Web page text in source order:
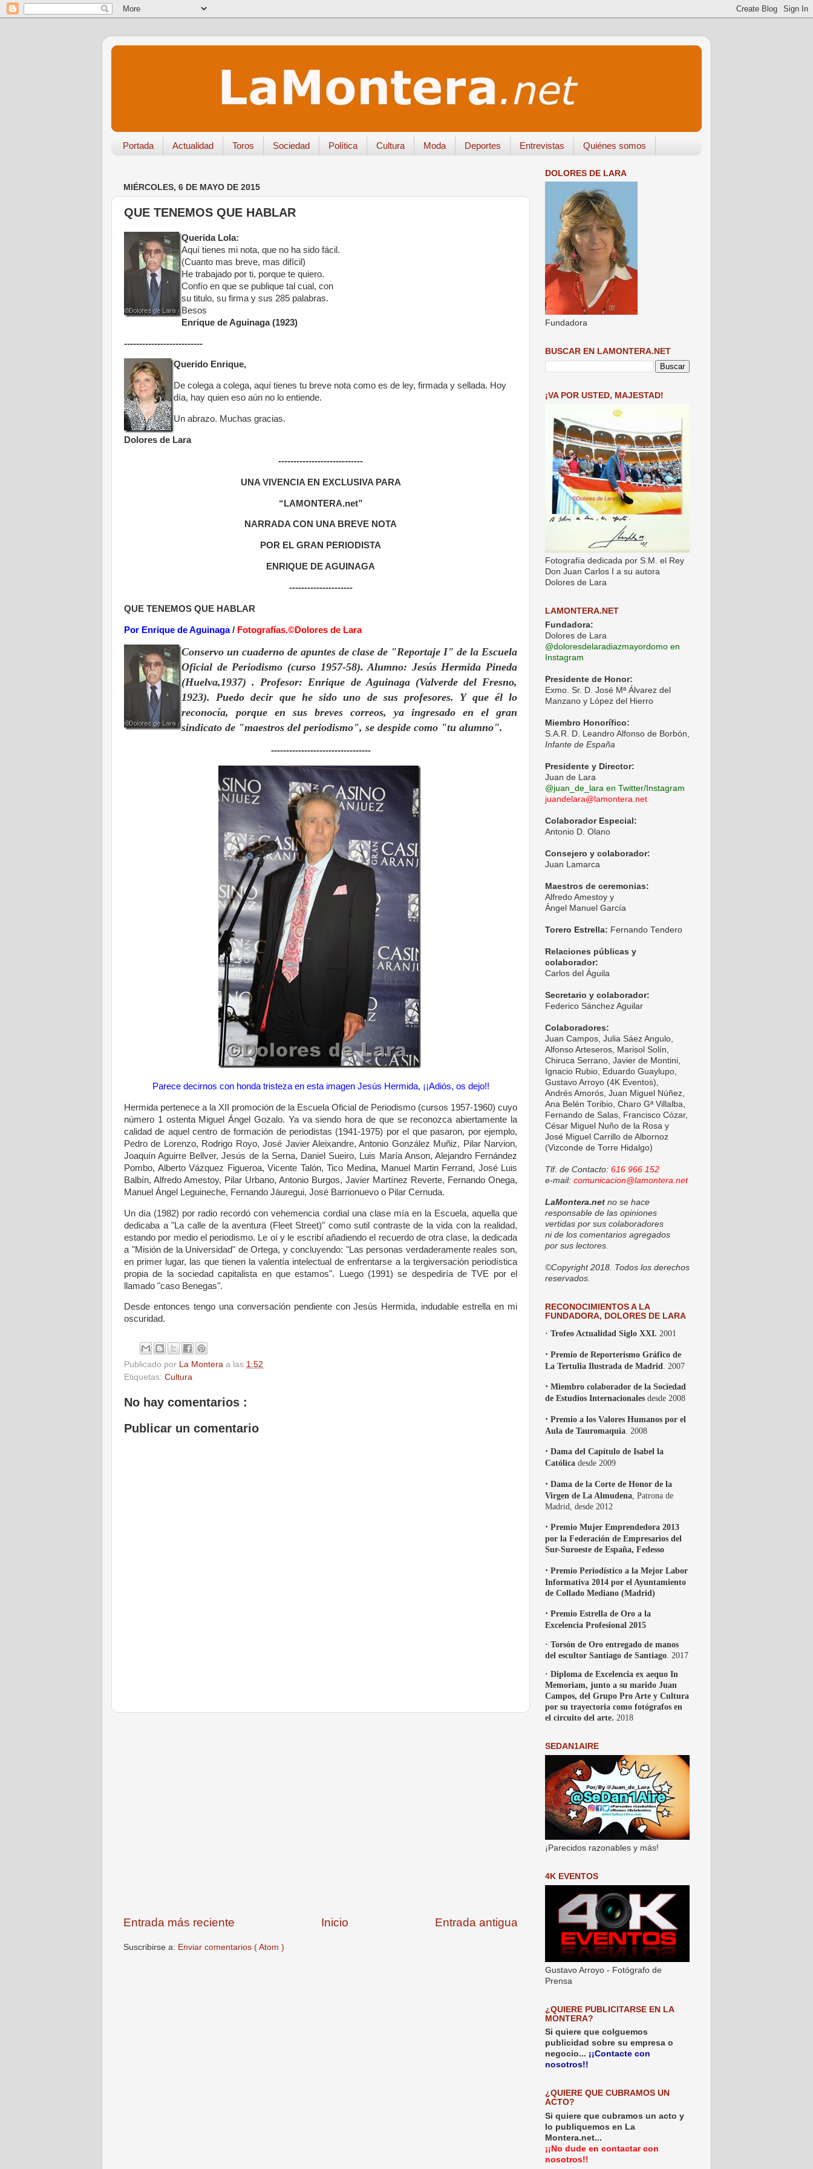
Portada Actualidad Toros Sociedad Política Cultura Moda Deportes Entrevistas Quiénes somos
MIÉRCOLES, 6 DE MAYO DE 2015
QUE TENEMOS QUE HABLAR
Querida Lola:
Aquí tienes mi nota, que no ha sido fácil.
(Cuanto mas breve, mas difícil)
He trabajado por ti, porque te quiero.
Confío en que se publique tal cual, con
su titulo, su firma y sus 285 palabras.
Besos
Enrique de Aguinaga (1923)
--------------------------
Querido Enrique,
De colega a colega, aquí tienes tu breve nota como es de ley, firmada y sellada. Hoy
día, hay quien eso aún no lo entiende.
Un abrazo. Muchas gracias.
Dolores de Lara
----------------------------
UNA VIVENCIA EN EXCLUSIVA PARA
“LAMONTERA.net”
NARRADA CON UNA BREVE NOTA
POR EL GRAN PERIODISTA
ENRIQUE DE AGUINAGA
---------------------
QUE TENEMOS QUE HABLAR
Por Enrique de Aguinaga/ Fotografías.©Dolores de Lara
Conservo un cuaderno de apuntes de clase de "Reportaje I" de la Escuela
Oficial de Periodismo (curso 1957-58). Alumno: Jesús Hermida Pineda
(Huelva,1937) . Profesor: Enrique de Aguinaga (Valverde del Fresno,
1923). Puedo decir que he sido uno de sus profesores. Y que él lo
reconocía, porque en sus breves correos, ya ingresado en el gran
sindicato de "maestros del periodismo", se despide como "tu alumno".
---------------------------------
Parece decirnos con honda tristeza en esta imagen Jesús Hermida, ¡¡Adiós, os dejo!!
Hermida pertenece a la XII promoción de la Escuela Oficial de Periodismo (cursos 1957-1960) cuyo
número 1 ostenta Miguel Ángel Gozalo. Ya va siendo hora de que se reconozca abiertamente la
calidad de aquel centro de formación de periodistas (1941-1975) por el que pasaron, por ejemplo,
Pedro de Lorenzo, Rodrigo Royo, José Javier Aleixandre, Antonio González Muñiz, Pilar Narvion,
Joaquín Aguirre Bellver, Jesús de la Serna, Daniel Sueiro, Luis María Anson, Alejandro Fernández
Pombo, Alberto Vázquez Figueroa, Vicente Talón, Tico Medina, Manuel Martin Ferrand, José Luis
Balbín, Alfredo Amestoy, Pilar Urbano, Antonio Burgos, Javier Martínez Reverte, Fernando Onega,
Manuel Ángel Leguineche, Fernando Jáuregui, José Barrionuevo o Pilar Cernuda.
Un día (1982) por radio recordó con vehemencia cordial una clase mía en la Escuela, aquella que
dedicaba a "La calle de la aventura (Fleet Street)" como sutil contraste de la vida con la realidad,
estando por medio el periodismo. Le oí y le escribí añadiendo el recuerdo de otra clase, la dedicada
a "Misión de la Universidad" de Ortega, y concluyendo: "Las personas verdaderamente reales son,
en primer lugar, las que tienen la valentía intelectual de enfrentarse a la tergiversación periodística
propia de la sociedad capitalista en que estamos". Luego (1991) se despediría de TVE por el
llamado "caso Benegas".
Desde entonces tengo una conversación pendiente con Jesús Hermida, indudable estrella en mi
oscuridad.
Publicado por La Montera a las 1:52
Etiquetas: Cultura
No hay comentarios :
Publicar un comentario
Entrada más reciente Entrada antigua
Inicio
Suscribirse a: Enviar comentarios ( Atom )
DOLORES DE LARA
Fundadora
BUSCAR EN LAMONTERA.NET
¡VA POR USTED, MAJESTAD!
Fotografía dedicada por S.M. el Rey
Don Juan Carlos I a su autora
Dolores de Lara
LAMONTERA.NET
Fundadora:
Dolores de Lara
@doloresdelaradiazmayordomo en
Instagram
Presidente de Honor:
Exmo. Sr. D. José Mª Álvarez del
Manzano y López del Hierro
Miembro Honorífico:
S.A.R. D. Leandro Alfonso de Borbón,
Infante de España
Presidente y Director:
Juan de Lara
@juan_de_lara en Twitter/Instagram
juandelara@lamontera.net
Colaborador Especial:
Antonio D. Olano
Consejero y colaborador:
Juan Lamarca
Maestros de ceremonias:
Alfredo Amestoy y
Ángel Manuel García
Torero Estrella: Fernando Tendero
Relaciones públicas y
colaborador:
Carlos del Águila
Secretario y colaborador:
Federico Sánchez Aguilar
Colaboradores:
Juan Campos, Julia Sáez Angulo,
Alfonso Arteseros, Marisol Solín,
Chiruca Serrano, Javier de Montini,
Ignacio Rubio, Eduardo Guaylupo,
Gustavo Arroyo (4K Eventos),
Andrés Amorós, Juan Miguel Núñez,
Ana Belén Toribio, Charo Gª Villalba,
Fernando de Salas, Francisco Cózar,
César Miguel Nuño de la Rosa y
José Miguel Carrillo de Albornoz
(Vizconde de Torre Hidalgo)
Tlf. de Contacto: 616 966 152
e-mail: comunicacion@lamontera.net
LaMontera.net no se hace
responsable de las opiniones
vertidas por sus colaboradores
ni de los comentarios agregados
por sus lectores.
©Copyright 2018. Todos los derechos
reservados.
RECONOCIMIENTOS A LA
FUNDADORA, DOLORES DE LARA
· Trofeo Actualidad Siglo XXI. 2001
· Premio de Reporterismo Gráfico de
La Tertulia Ilustrada de Madrid . 2007
· Miembro colaborador de la Sociedad
de Estudios Internacionales desde 2008
· Premio a los Valores Humanos por el
Aula de Tauromaquia . 2008
· Dama del Capítulo de Isabel la
Católica desde 2009
· Dama de la Corte de Honor de la
Virgen de La Almudena , Patrona de
Madrid, desde 2012
· Premio Mujer Emprendedora 2013
por la Federación de Empresarios del
Sur-Suroeste de España, Fedesso
· Premio Periodístico a la Mejor Labor
Informativa 2014 por el Ayuntamiento
de Collado Mediano (Madrid)
· Premio Estrella de Oro a la
Excelencia Profesional 2015
· Torsón de Oro entregado de manos
del escultor Santiago de Santiago . 2017
· Diploma de Excelencia ex aequo In
Memoriam, junto a su marido Juan
Campos, del Grupo Pro Arte y Cultura
por su trayectoria como fotógrafos en
el circuito del arte. 2018
SEDAN1AIRE
¡Parecidos razonables y más!
4K EVENTOS
Gustavo Arroyo - Fotógrafo de
Prensa
¿QUIERE PUBLICITARSE EN LA
MONTERA?
Si quiere que colguemos
publicidad sobre su empresa o
negocio... ¡¡Contacte con
nosotros!!
¿QUIERE QUE CUBRAMOS UN
ACTO?
Si quiere que cubramos un acto y
lo publiquemos en La
Montera.net...
¡¡No dude en contactar con
nosotros!!